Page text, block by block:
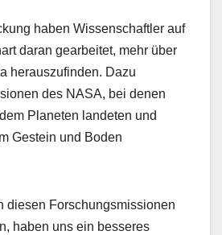
haben Wissenschaftler auf
daran gearbeitet, mehr über
herauszufinden. Dazu
des NASA, bei denen
Planeten landeten und
Gestein und Boden
diesen Forschungsmissionen
haben uns ein besseres